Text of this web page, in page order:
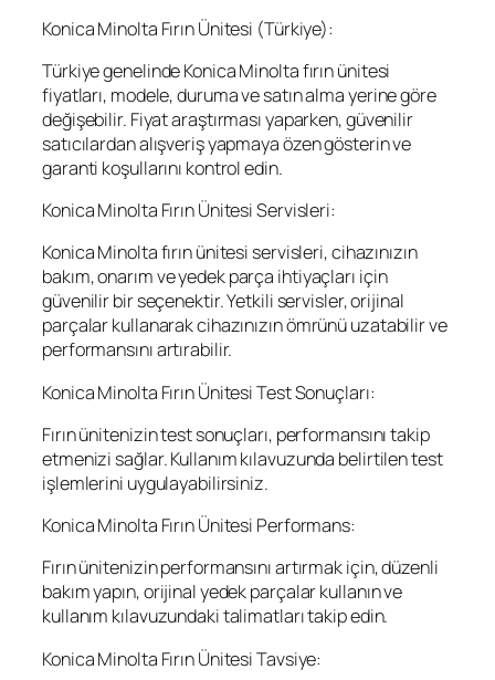
Konica Minolta Fırın Ünitesi (Türkiye):
Türkiye genelinde Konica Minolta fırın ünitesi
fiyatları, modele, duruma ve satın alma yerine göre
değişebilir. Fiyat araştırması yaparken, güvenilir
satıcılardan alışveriş yapmaya özen gösterin ve
garanti koşullarını kontrol edin.
Konica Minolta Fırın Ünitesi Servisleri:
Konica Minolta fırın ünitesi servisleri, cihazınızın
bakım, onarım ve yedek parça ihtiyaçları için
güvenilir bir seçenektir. Yetkili servisler, orijinal
parçalar kullanarak cihazınızın ömrünü uzatabilir ve
performansını artırabilir.
Konica Minolta Fırın Ünitesi Test Sonuçları:
Fırın ünitenizin test sonuçları, performansını takip
etmenizi sağlar. Kullanım kılavuzunda belirtilen test
işlemlerini uygulayabilirsiniz.
Konica Minolta Fırın Ünitesi Performans:
Fırın ünitenizin performansını artırmak için, düzenli
bakım yapın, orijinal yedek parçalar kullanın ve
kullanım kılavuzundaki talimatları takip edin.
Konica Minolta Fırın Ünitesi Tavsiye: